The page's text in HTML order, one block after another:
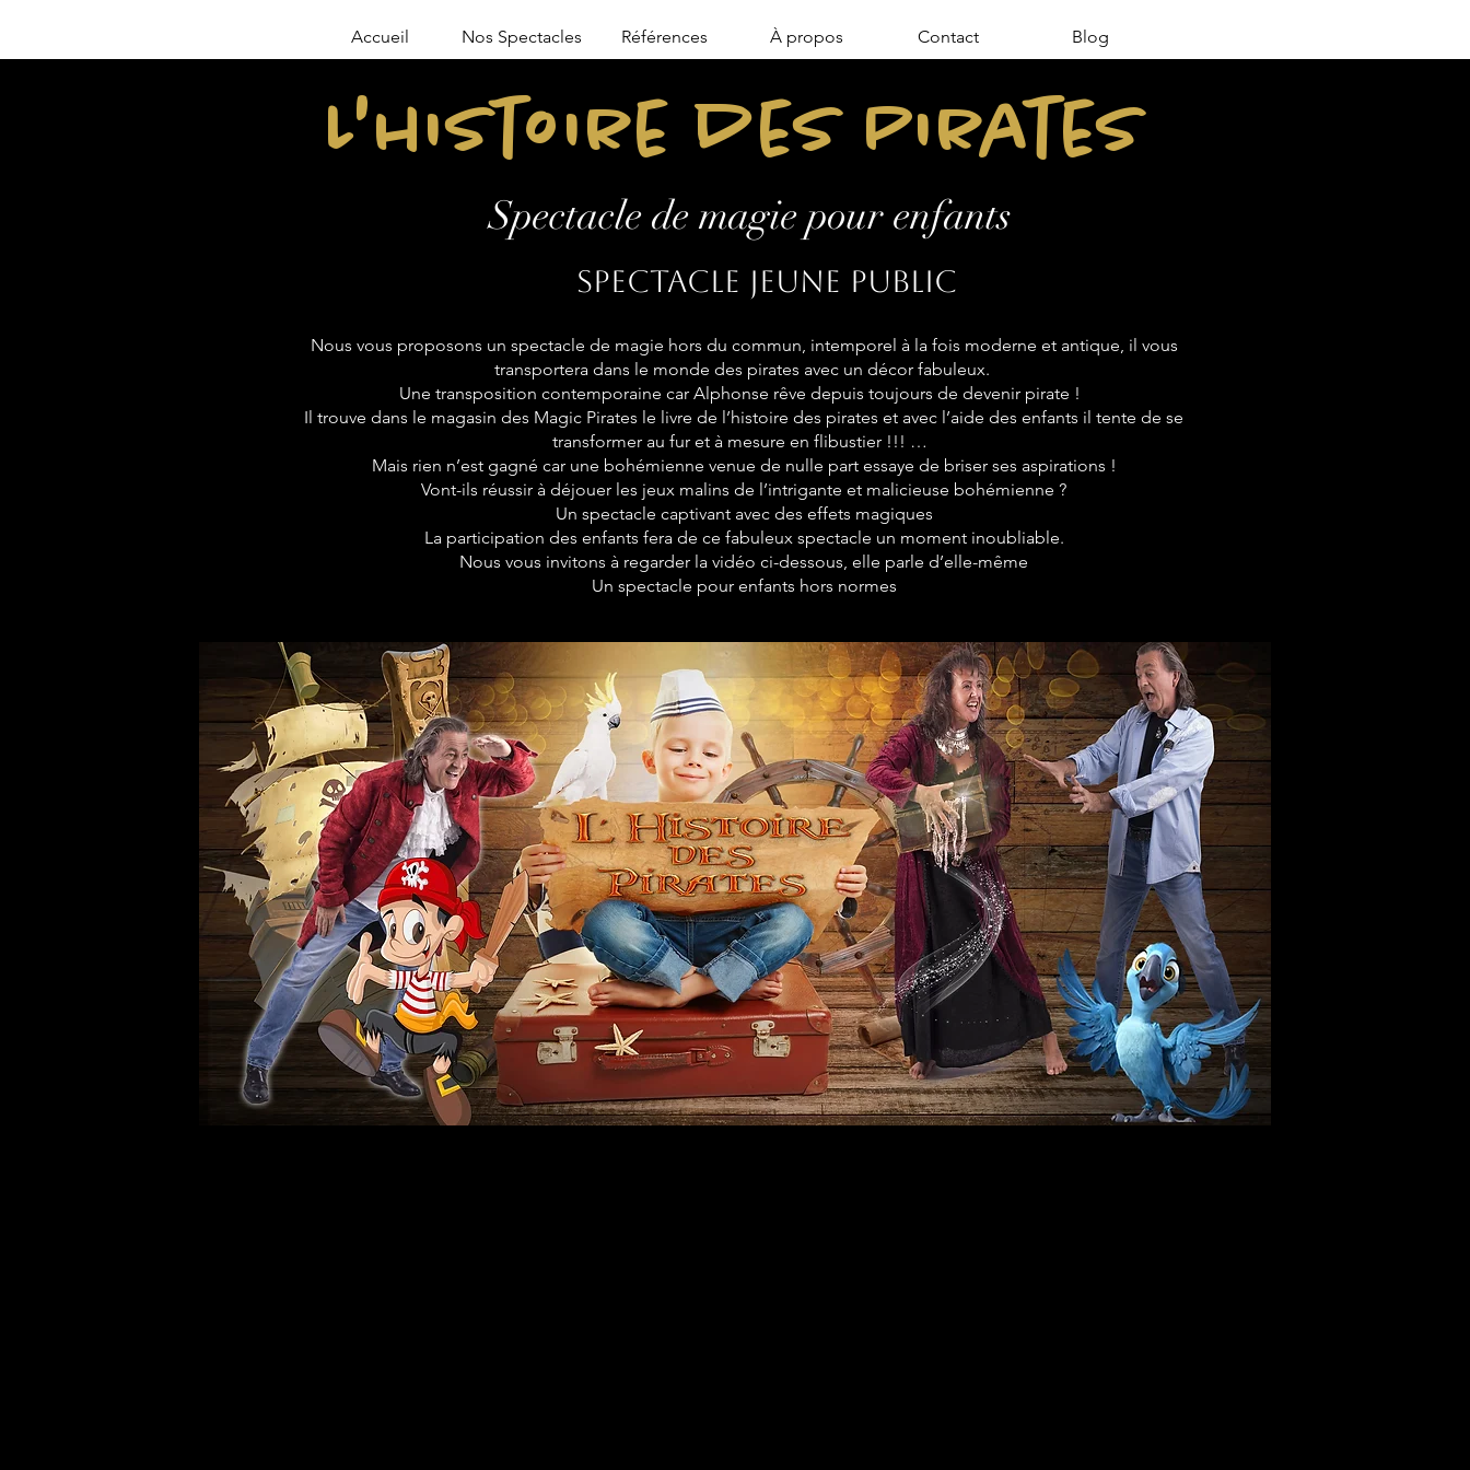
Accueil Nos Spectacles Références À propos Contact Blog
L'histoire des Pirates
Spectacle de magie pour enfants
Spectacle jeune public
Nous vous proposons un spectacle de magie hors du commun, intemporel à la fois moderne et antique, il vous
transportera dans le monde des pirates avec un décor fabuleux.
Une transposition contemporaine car Alphonse rêve depuis toujours de devenir pirate !
Il trouve dans le magasin des Magic Pirates le livre de l’histoire des pirates et avec l’aide des enfants il tente de se
transformer au fur et à mesure en flibustier !!! …
Mais rien n’est gagné car une bohémienne venue de nulle part essaye de briser ses aspirations !
Vont-ils réussir à déjouer les jeux malins de l’intrigante et malicieuse bohémienne ?
Un spectacle captivant avec des effets magiques
La participation des enfants fera de ce fabuleux spectacle un moment inoubliable.
Nous vous invitons à regarder la vidéo ci-dessous, elle parle d’elle-même
Un spectacle pour enfants hors normes